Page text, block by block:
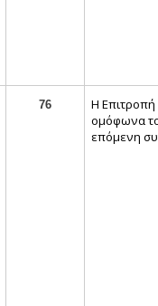
76
Η
ομόφωνα
επόμενη